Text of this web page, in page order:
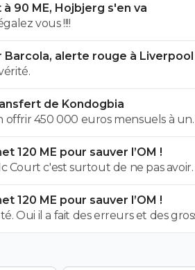
90 ME, Hojbjerg s'en va
vous !!!!
Barcola, alerte rouge à Liverpool
de Kondogbia
450 000 euros mensuels à un
blessé et qui est somme toute
doit partir il n'est plus d'aucun
120 ME pour sauver l’OM !
Court c'est surtout de ne pas avoir
Benatia dans leur folie de
à cette situation c'est bien lui.
120 ME pour sauver l’OM !
Oui il a fait des erreurs et des
pour les plus marquantes)
en ligue 1 et en europe sans
gros pari la saison dernière et si